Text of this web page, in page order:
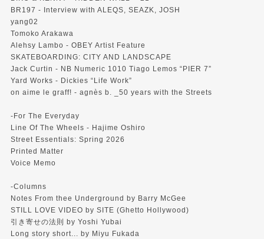
BR197 - Interview with ALEQS, SEAZK, JOSH
yang02
Tomoko Arakawa
Alehsy Lambo - OBEY Artist Feature
SKATEBOARDING: CITY AND LANDSCAPE
Jack Curtin - NB Numeric 1010 Tiago Lemos “PIER 7”
Yard Works - Dickies “Life Work”
on aime le graff! - agnès b. _50 years with the Streets
-For The Everyday
Line Of The Wheels - Hajime Oshiro
Street Essentials: Spring 2026
Printed Matter
Voice Memo
-Columns
Notes From thee Underground by Barry McGee
STILL LOVE VIDEO by SITE (Ghetto Hollywood)
引き寄せの法則 by Yoshi Yubai
Long story short... by Miyu Fukada